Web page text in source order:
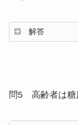
解答
問5 高齢者は糖